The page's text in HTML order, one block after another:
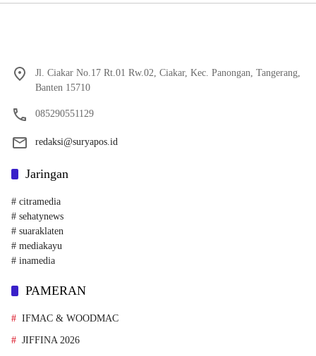
Banten 15710
085290551129
Jaringan
# citramedia
# sehatynews
# suaraklaten
# mediakayu
# inamedia
IFMAC & WOODMAC
JIFFINA 2026